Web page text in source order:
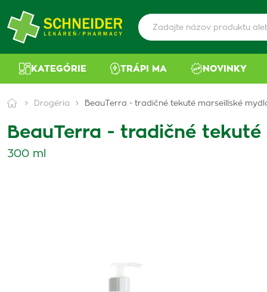
KATEGÓRIE TRÁPI MA NOVINKY
Drogéria BeauTerra - tradičné tekuté marseillské
BeauTerra - tradičné
300 ml